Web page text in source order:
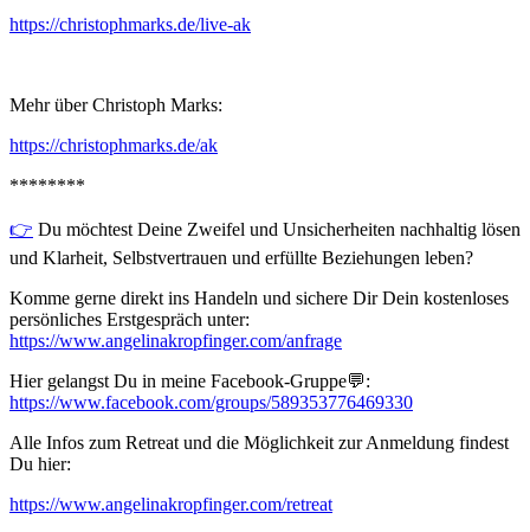
https://christophmarks.de/live-ak
Mehr über Christoph Marks:
https://christophmarks.de/ak
********
👉⁠⁠ Du möchtest Deine Zweifel und Unsicherheiten nachhaltig lösen
und Klarheit, Selbstvertrauen und erfüllte Beziehungen leben?
Komme gerne direkt ins Handeln und sichere Dir Dein kostenloses
persönliches Erstgespräch unter:
⁠⁠https://www.angelinakropfinger.com/anfrage⁠⁠
Hier gelangst Du in meine Facebook-Gruppe💬:
⁠⁠https://www.facebook.com/groups/589353776469330⁠⁠
Alle Infos zum Retreat und die Möglichkeit zur Anmeldung findest
Du hier:
⁠⁠⁠https://www.angelinakropfinger.com/retreat⁠⁠⁠